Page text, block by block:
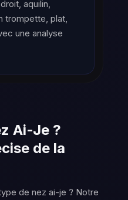
aquilin,
trompette, plat,
une analyse
Ai-Je ?
de la
de nez ai-je ? Notre